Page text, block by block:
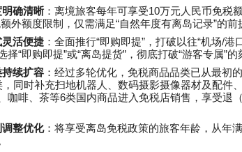
确清晰 ：离境旅客每年可享受10万元人民币免税
外额度限制，仅需满足“自然年度有离岛记录”的前
活便捷 ：全面推行“即购即提” ，打破以往“机场/港
择“即购即提”或“离岛提货” ，彻底打破“游客专属”的
续扩容 ：经过多轮优化，免税商品品类已从最初
，同时补充扫地机器人、数码摄影摄像器材及配件
咖啡、茶等6类国内商品进入免税店销售，享受退
整优化：将享受离岛免税政策的旅客年龄，从年满